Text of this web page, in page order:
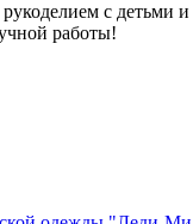
с детьми
работы!